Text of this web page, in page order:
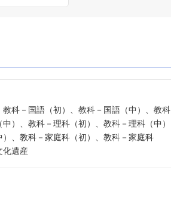
科－国語（初）、教科－国語（中）、教
）、教科－理科（初）、教科－理科（中
、教科－家庭科（初）、教科－家庭科
化遺産